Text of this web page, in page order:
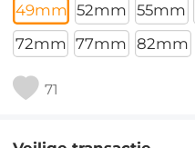
49mm 52mm 55mm
72mm 77mm 82mm
71